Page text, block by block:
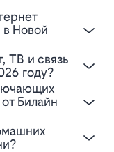
в Новой
году?
Билайн